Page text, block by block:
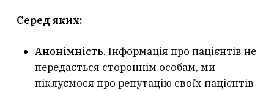
Серед яких:
Анонімність. Інформація про пацієнтів не
передається стороннім особам, ми
піклуємося про репутацію своїх пацієнтів